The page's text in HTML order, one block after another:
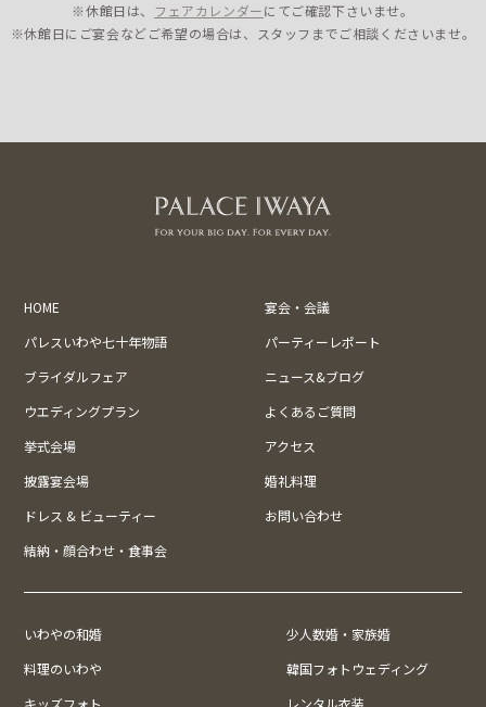
※休館日は、 フェアカレンダーにてご確認下さいませ。
※休館日にご宴会などご希望の場合は、スタッフまでご相談くださいませ。
HOME
宴会・会議
パレスいわや七十年物語
パーティーレポート
ブライダルフェア
ニュース&ブログ
ウエディングプラン
よくあるご質問
挙式会場
アクセス
披露宴会場
婚礼料理
ドレス & ビューティー
お問い合わせ
結納・顔合わせ・食事会
いわやの和婚
少人数婚・家族婚
料理のいわや
韓国フォトウェディング